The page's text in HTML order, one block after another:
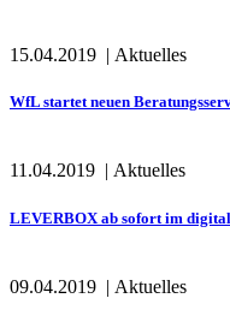
15.04.2019 | Aktuelles
WfL startet neuen
11.04.2019 | Aktuelles
LEVERBOX ab sofort im
09.04.2019 | Aktuelles